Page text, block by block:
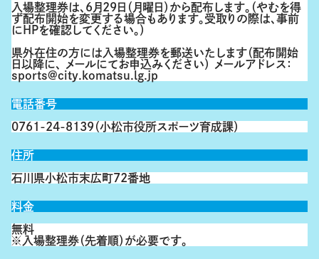
入場整理券は、6月29日（月曜日）から配布します。（やむを得
ず配布開始を変更する場合もあります。受取りの際は、事前
にHPを確認してください。）
県外在住の方には入場整理券を郵送いたします（配布開始
日以降に、 メールにてお申込みください） メールアドレス：
sports@city.komatsu.lg.jp
電話番号
0761-24-8139（小松市役所スポーツ育成課）
住所
石川県小松市末広町72番地
料金
無料
※入場整理券（先着順）が必要です。